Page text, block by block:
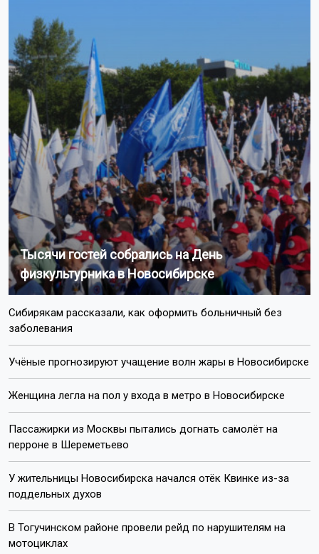
Тысячи гостей собрались на День
физкультурника в Новосибирске
Сибирякам рассказали, как оформить больничный без
заболевания
Учёные прогнозируют учащение волн жары в Новосибирске
Женщина легла на пол у входа в метро в Новосибирске
Пассажирки из Москвы пытались догнать самолёт на
перроне в Шереметьево
У жительницы Новосибирска начался отёк Квинке из-за
поддельных духов
В Тогучинском районе провели рейд по нарушителям на
мотоциклах